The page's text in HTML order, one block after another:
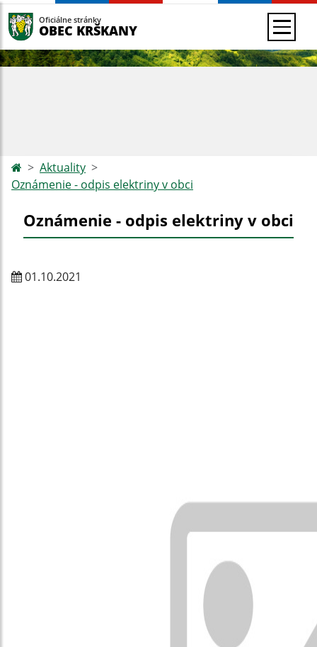
Oficiálne stránky
OBEC KRŠKANY
Aktuality
Oznámenie - odpis elektriny v obci
Oznámenie - odpis elektriny v obci
01.10.2021